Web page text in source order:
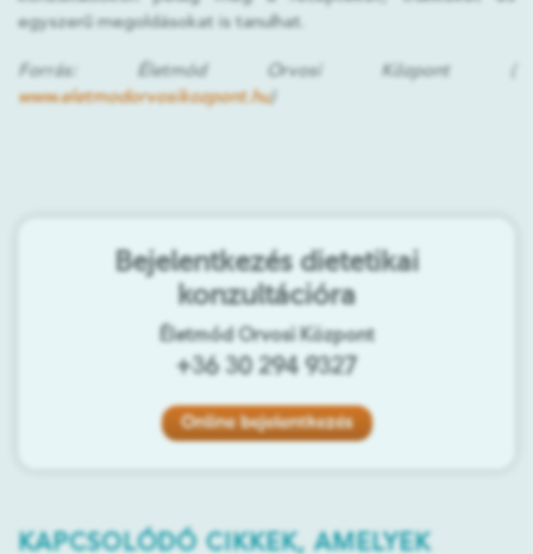
egyszerű megoldásokat is tanulhat.
Forrás: Életmód Orvosi Központ (
www.eletmodorvosikozpont.hu)
Bejelentkezés dietetikai
konzultációra
Életmód Orvosi Központ
+36 30 294 9327
Online bejelentkezés
KAPCSOLÓDÓ CIKKEK, AMELYEK